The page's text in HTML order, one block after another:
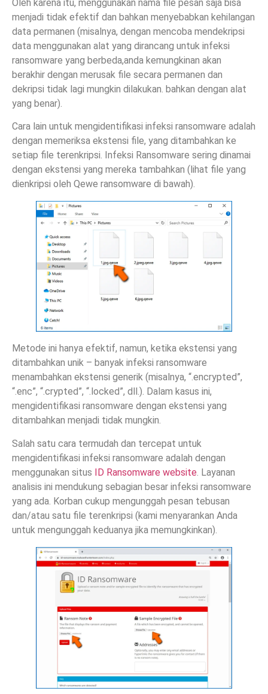
Oleh karena itu, menggunakan nama file pesan saja bisa
menjadi tidak efektif dan bahkan menyebabkan kehilangan
data permanen (misalnya, dengan mencoba mendekripsi
data menggunakan alat yang dirancang untuk infeksi
ransomware yang berbeda,anda kemungkinan akan
berakhir dengan merusak file secara permanen dan
dekripsi tidak lagi mungkin dilakukan. bahkan dengan alat
yang benar).
Cara lain untuk mengidentifikasi infeksi ransomware adalah
dengan memeriksa ekstensi file, yang ditambahkan ke
setiap file terenkripsi. Infeksi Ransomware sering dinamai
dengan ekstensi yang mereka tambahkan (lihat file yang
dienkripsi oleh Qewe ransomware di bawah).
Metode ini hanya efektif, namun, ketika ekstensi yang
ditambahkan unik – banyak infeksi ransomware
menambahkan ekstensi generik (misalnya, “.encrypted”,
“.enc”, “.crypted”, “.locked”, dll.). Dalam kasus ini,
mengidentifikasi ransomware dengan ekstensi yang
ditambahkan menjadi tidak mungkin.
Salah satu cara termudah dan tercepat untuk
mengidentifikasi infeksi ransomware adalah dengan
menggunakan situs ID Ransomware website . Layanan
analisis ini mendukung sebagian besar infeksi ransomware
yang ada. Korban cukup mengunggah pesan tebusan
dan/atau satu file terenkripsi (kami menyarankan Anda
untuk mengunggah keduanya jika memungkinkan).